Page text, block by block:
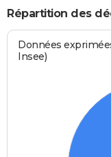
Répartition des
Données
Insee)